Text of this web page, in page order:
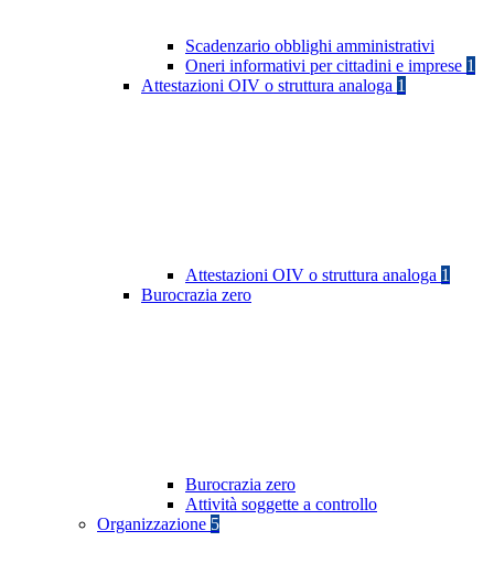
Scadenzario obblighi amministrativi
Oneri informativi per cittadini e imprese 1
Attestazioni OIV o struttura analoga 1
Attestazioni OIV o struttura analoga 1
Burocrazia zero
Burocrazia zero
Attività soggette a controllo
Organizzazione 5